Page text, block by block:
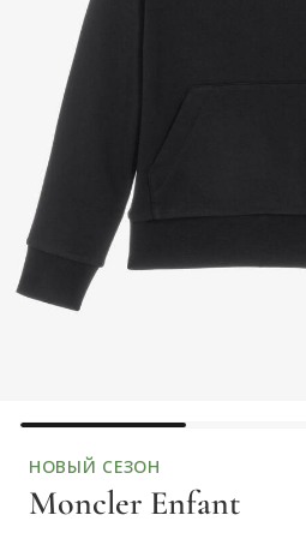
НОВЫЙ СЕЗОН
Moncler Enfant